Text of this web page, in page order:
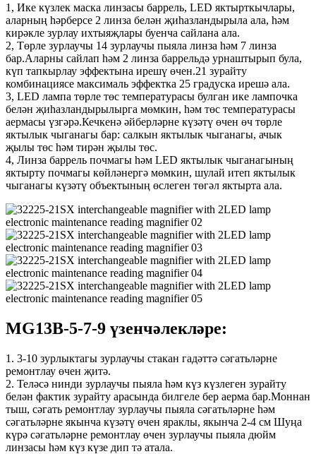
1, Ике күзлек маска линзасы баррель, LED яктырткычлары,
аларның һәрберсе 2 линза белән җиһазландырыла ала, һәм
кирәкле зурлау ихтыяҗлары буенча сайлана ала.
2, Төрле зурлаучы 14 зурлаучы пыяла линза һәм 7 линза
бар.Аларны сайлап һәм 2 линза баррельдә урнаштырып була,
күп тапкырлау эффектына ирешү өчен.21 зурайту
комбинациясе максималь эффектка 25 градуска ирешә ала.
3, LED лампа төрле төс температурасы булган ике лампочка
белән җиһазландырылырга мөмкин, һәм төс температурасы
аермасы үзгәрә.Кечкенә әйберләрне күзәтү өчен өч төрле
яктылык чыганагы бар: салкын яктылык чыганагы, ачык
җылы төс һәм тирән җылы төс.
4, Линза баррель почмагы һәм LED яктылык чыганагының
яктырту почмагы көйләнергә мөмкин, шулай итеп яктылык
чыганагы күзәтү объектының өслеген төгәл яктырта ала.
MG13B-5-7-9 үзенчәлекләре:
1. 3-10 зурлыктагы зурлаучы стакан гадәттә сәгатьләрне
ремонтлау өчен җитә.
2. Теләсә нинди зурлаучы пыяла һәм күз күзлеген зурайту
белән фактик зурайту арасында билгеле бер аерма бар.Моннан
тыш, сәгать ремонтлау зурлаучы пыяла сәгатьләрне һәм
сәгатьләрне якынча күзәтү өчен яраклы, якынча 2-4 см Шуңа
күрә сәгатьләрне ремонтлау өчен зурлаучы пыяла дюйм
линзасы һәм күз күзе дип тә атала.